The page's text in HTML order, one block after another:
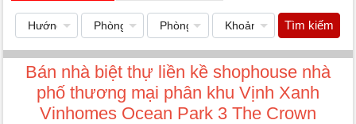
Tìm kiếm
Bán nhà biệt thự liền kề shophouse nhà
phố thương mại phân khu Vịnh Xanh
Vinhomes Ocean Park 3 The Crown